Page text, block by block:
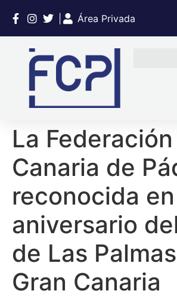
Área Privada
La Federación
Canaria de
reconocida
aniversario
de Las
Gran Canaria